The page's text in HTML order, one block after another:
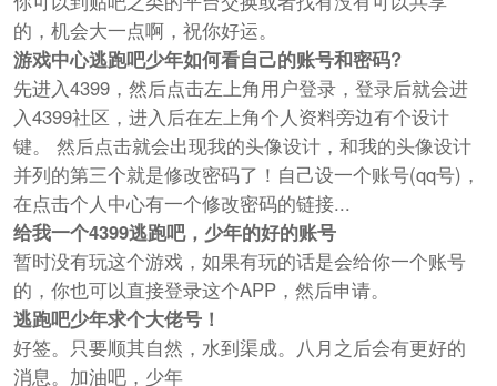
的，机会大一点啊，祝你好运。
游戏中心逃跑吧少年如何看自己的账号和密码?
先进入4399，然后点击左上角用户登录，登录后就会进
入4399社区，进入后在左上角个人资料旁边有个设计
键。 然后点击就会出现我的头像设计，和我的头像设计
并列的第三个就是修改密码了！自己设一个账号(qq号)，
在点击个人中心有一个修改密码的链接...
给我一个4399逃跑吧，少年的好的账号
暂时没有玩这个游戏，如果有玩的话是会给你一个账号
的，你也可以直接登录这个APP，然后申请。
逃跑吧少年求个大佬号！
好签。只要顺其自然，水到渠成。八月之后会有更好的
消息。加油吧，少年